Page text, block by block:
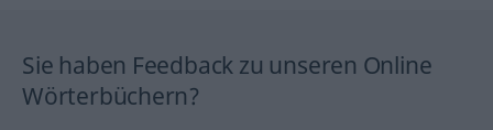
Sie haben Feedback zu unseren Online
Wörterbüchern?